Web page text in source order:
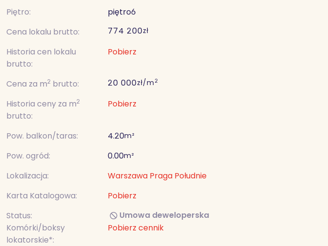
Piętro: piętro6
Cena lokalu brutto:
774 200zł
Historia cen lokalu
brutto:
Pobierz
Cena za m2 brutto: 20 000zł/m 2
Historia ceny za m2
brutto:
Pobierz
Pow. balkon/taras: 4.20m²
Pow. ogród: 0.00m²
Lokalizacja:
Warszawa Praga Południe
Karta Katalogowa:
Pobierz
Status:
Umowa deweloperska
Komórki/boksy
lokatorskie*:
Pobierz cennik